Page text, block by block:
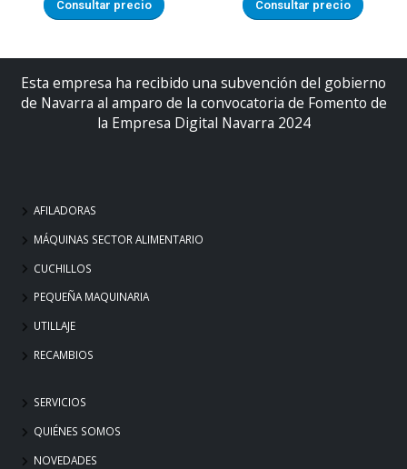
Consultar precio Consultar precio
Esta empresa ha recibido una subvención del gobierno
de Navarra al amparo de la convocatoria de Fomento de
la Empresa Digital Navarra 2024
AFILADORAS
MÁQUINAS SECTOR ALIMENTARIO
CUCHILLOS
PEQUEÑA MAQUINARIA
UTILLAJE
RECAMBIOS
SERVICIOS
QUIÉNES SOMOS
NOVEDADES